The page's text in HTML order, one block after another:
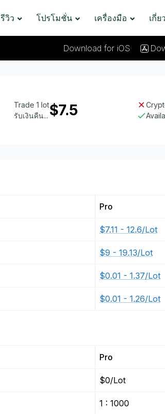
รีวิว โปรโมชั่น เครื่องมือ เกี่ย
Download for iOS
Trade 1 lot
รับเงินคืน...$7.5
Pro
$7.11 - 12.6/Lot
$9 - 19.13/Lot
$0.01 - 1.37/Lot
$0.01 - 1.26/Lot
Pro
$0/Lot
1 : 1000